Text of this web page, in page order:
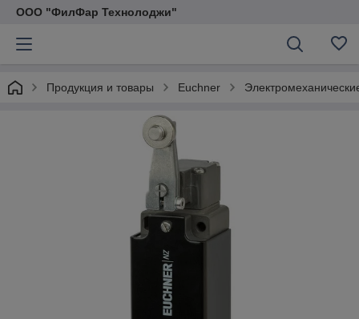
ООО "ФилФар Технолоджи"
Продукция и товары Euchner